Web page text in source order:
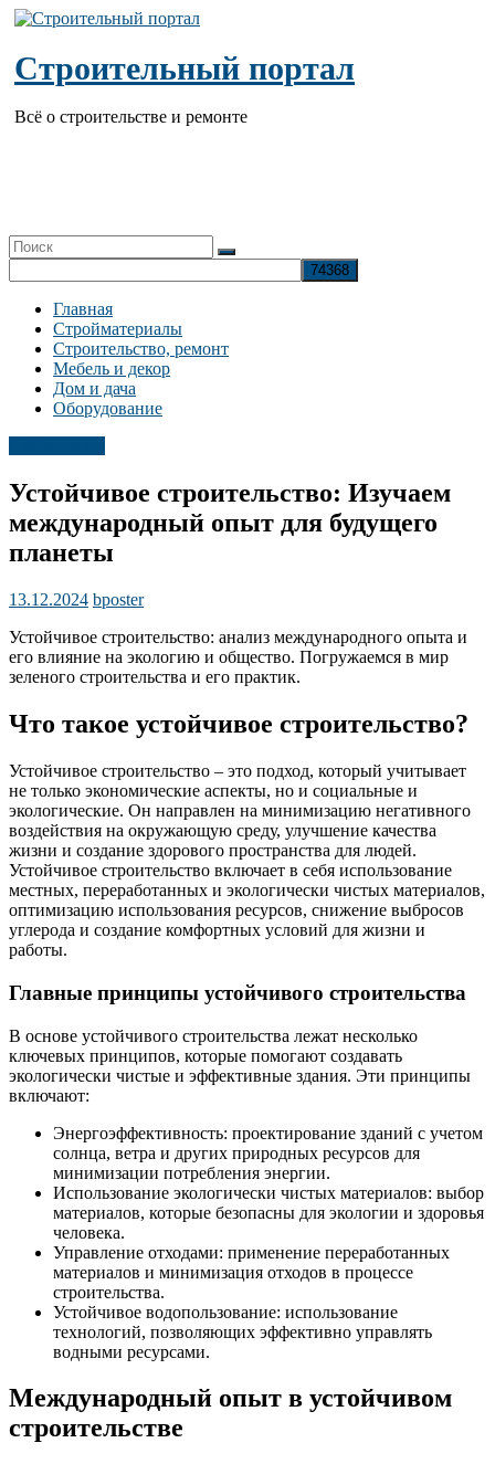
Перейти
содержимому
Строительный портал
Всё о строительстве и ремонте
Главная
Стройматериалы
Строительство, ремонт
Мебель и декор
Дом и дача
Оборудование
Устойчивое строительство: Изучаем
международный опыт для будущего
планеты
13.12.2024 bposter
Устойчивое строительство: анализ международного опыта и
его влияние на экологию и общество. Погружаемся в мир
зеленого строительства и его практик.
Что такое устойчивое строительство?
Устойчивое строительство – это подход, который учитывает
не только экономические аспекты, но и социальные и
экологические. Он направлен на минимизацию негативного
воздействия на окружающую среду, улучшение качества
жизни и создание здорового пространства для людей.
Устойчивое строительство включает в себя использование
местных, переработанных и экологически чистых материалов,
оптимизацию использования ресурсов, снижение выбросов
углерода и создание комфортных условий для жизни и
работы.
Главные принципы устойчивого строительства
В основе устойчивого строительства лежат несколько
ключевых принципов, которые помогают создавать
экологически чистые и эффективные здания. Эти принципы
включают:
Энергоэффективность: проектирование зданий с учетом
солнца, ветра и других природных ресурсов для
минимизации потребления энергии.
Использование экологически чистых материалов: выбор
материалов, которые безопасны для экологии и здоровья
человека.
Управление отходами: применение переработанных
материалов и минимизация отходов в процессе
строительства.
Устойчивое водопользование: использование
технологий, позволяющих эффективно управлять
водными ресурсами.
Международный опыт в устойчивом
строительстве